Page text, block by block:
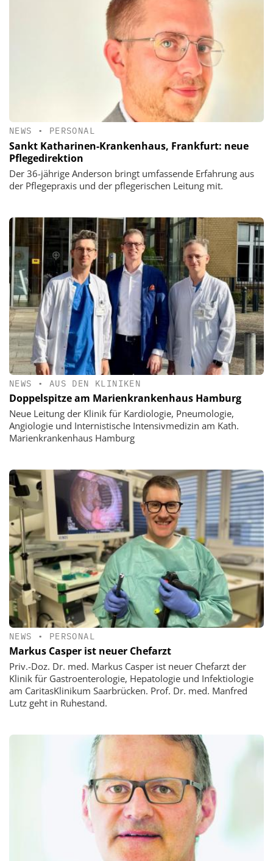
NEWS • PERSONAL
Sankt Katharinen-Krankenhaus, Frankfurt: neue
Pflegedirektion
Der 36-jährige Anderson bringt umfassende Erfahrung aus
der Pflegepraxis und der pflegerischen Leitung mit.
NEWS • AUS DEN KLINIKEN
Doppelspitze am Marienkrankenhaus Hamburg
Neue Leitung der Klinik für Kardiologie, Pneumologie,
Angiologie und Internistische Intensivmedizin am Kath.
Marienkrankenhaus Hamburg
NEWS • PERSONAL
Markus Casper ist neuer Chefarzt
Priv.-Doz. Dr. med. Markus Casper ist neuer Chefarzt der
Klinik für Gastroenterologie, Hepatologie und Infektiologie
am CaritasKlinikum Saarbrücken. Prof. Dr. med. Manfred
Lutz geht in Ruhestand.